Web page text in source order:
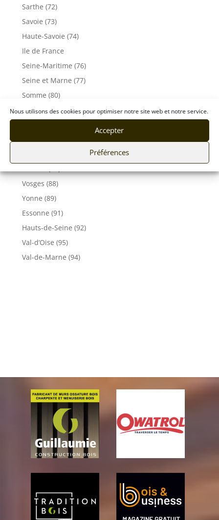
Nous utilisons des cookies pour optimiser notre site web et notre service.
Accepter
Préférences
Sarthe (72)
Savoie (73)
Haute-Savoie (74)
Ile de France
Seine-Maritime (76)
Seine et Marne (77)
Somme (80)
Tarn (81)
Vosges (88)
Yonne (89)
Essonne (91)
Hauts-de-Seine (92)
Val-d’Oise (95)
Val-de-Marne (94)